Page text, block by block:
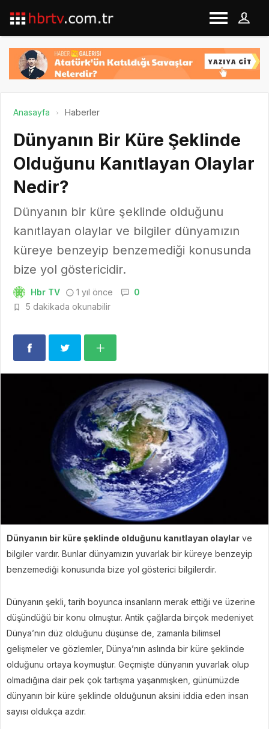
Anasayfa Haberler
Dünyanın Bir Küre Şeklinde
Olduğunu Kanıtlayan Olaylar
Nedir?
Dünyanın bir küre şeklinde olduğunu
kanıtlayan olaylar ve bilgiler dünyamızın
küreye benzeyip benzemediği konusunda
bize yol göstericidir.
Hbr TV 1 yıl önce
0
5 dakikada okunabilir
Dünyanın bir küre şeklinde olduğunu kanıtlayan olaylar ve
bilgiler vardır. Bunlar dünyamızın yuvarlak bir küreye benzeyip
benzemediği konusunda bize yol gösterici bilgilerdir.
Dünyanın şekli, tarih boyunca insanların merak ettiği ve üzerine
düşündüğü bir konu olmuştur. Antik çağlarda birçok medeniyet
Dünya’nın düz olduğunu düşünse de, zamanla bilimsel
gelişmeler ve gözlemler, Dünya’nın aslında bir küre şeklinde
olduğunu ortaya koymuştur. Geçmişte dünyanın yuvarlak olup
olmadığına dair pek çok tartışma yaşanmışken, günümüzde
dünyanın bir küre şeklinde olduğunun aksini iddia eden insan
sayısı oldukça azdır.